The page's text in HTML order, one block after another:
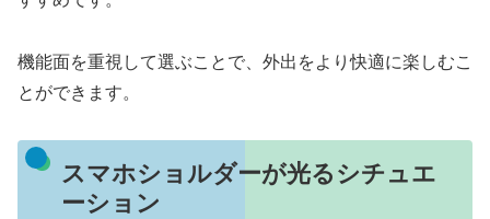
機能面を重視して選ぶことで、外出をより快適に楽しむこ
とができます。
スマホショルダーが光るシチュエ
ーション